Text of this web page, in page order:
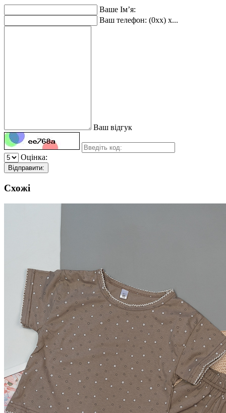
Ваше Ім’я:
Ваш телефон: (0xx) x...
Ваш відгук
Оцінка:
Відправити:
Схожі